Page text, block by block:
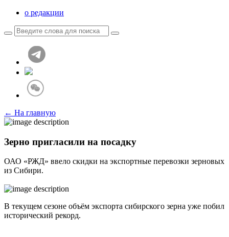
о редакции
← На главную
Зерно пригласили на посадку
ОАО «РЖД» ввело скидки на экспортные перевозки зерновых
из Сибири.
В текущем сезоне объём экспорта сибирского зерна уже побил
исторический рекорд.